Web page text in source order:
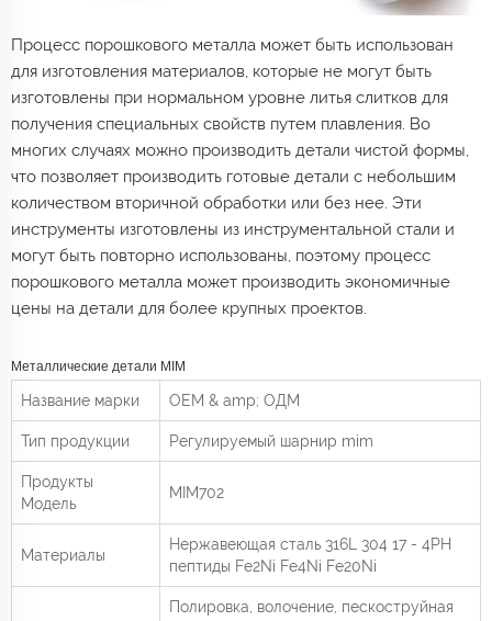
Процесс порошкового металла может быть использован
для изготовления материалов, которые не могут быть
изготовлены при нормальном уровне литья слитков для
получения специальных свойств путем плавления. Во
многих случаях можно производить детали чистой формы,
что позволяет производить готовые детали с небольшим
количеством вторичной обработки или без нее. Эти
инструменты изготовлены из инструментальной стали и
могут быть повторно использованы, поэтому процесс
порошкового металла может производить экономичные
цены на детали для более крупных проектов.
Металлические детали MIM
Название марки OEM & amp; ОДМ
Тип продукции Регулируемый шарнир mim
Продукты
Модель
MIM702
Материалы
Нержавеющая сталь 316L 304 17 - 4PH
пептиды Fe2Ni Fe4Ni Fe20Ni
Полировка, волочение, пескоструйная